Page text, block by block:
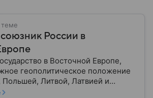
теме
России в
в Восточной Европе,
геополитическое положение
Литвой, Латвией и
на свою небольшую